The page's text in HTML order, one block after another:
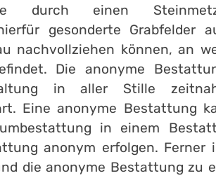
durch einen
gesonderte Grabfelder
nachvollziehen können, an
Die anonyme
in aller Stille
Eine anonyme Bestattung
in einem
anonym erfolgen. Ferner
die anonyme Bestattung zu